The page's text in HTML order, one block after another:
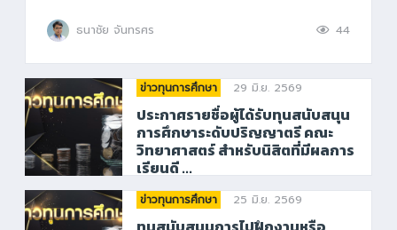
ธนาชัย จันทรศร 44
ข่าวทุนการศึกษา 29 มิ.ย. 2569
ประกาศรายชื่อผู้ได้รับทุนสนับสนุน
การศึกษาระดับปริญญาตรี คณะ
วิทยาศาสตร์ สำหรับนิสิตที่มีผลการ
เรียนดี ...
ข่าวทุนการศึกษา 25 มิ.ย. 2569